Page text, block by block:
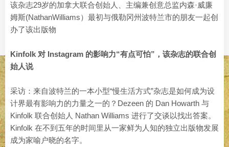
该杂志29岁的加拿大联合创始人、主编兼创意总监内森·威廉
姆斯(NathanWilliams）最初与俄勒冈州波特兰市的朋友一起创
办了该出版物
Kinfolk 对 Instagram 的影响力“有点可怕”，该杂志的联合创
始人说
采访：来自波特兰的一本小型“慢生活方式”杂志是如何成为设
计界最有影响力的力量之一的？Dezeen 的 Dan Howarth 与
Kinfolk 联合创始人 Nathan Williams 进行了交谈以找出答案。
Kinfolk 在不到五年的时间里从一家鲜为人知的独立出版物发展
成为家喻户晓的名字。